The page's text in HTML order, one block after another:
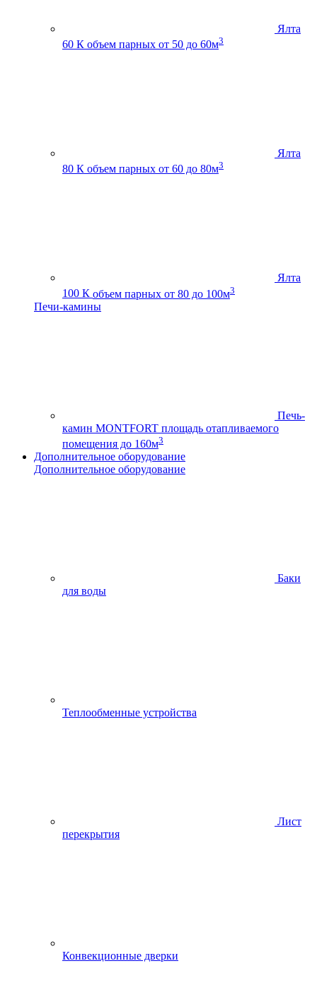
Ялта
60 К объем парных от 50 до 60м3
Ялта
80 К объем парных от 60 до 80м3
Ялта
100 К объем парных от 80 до 100м3
Печи-камины
Печь-
камин MONTFORT площадь отапливаемого
помещения до 160м3
Дополнительное оборудование
Дополнительное оборудование
Баки
для воды
Теплообменные устройства
Лист
перекрытия
Конвекционные дверки